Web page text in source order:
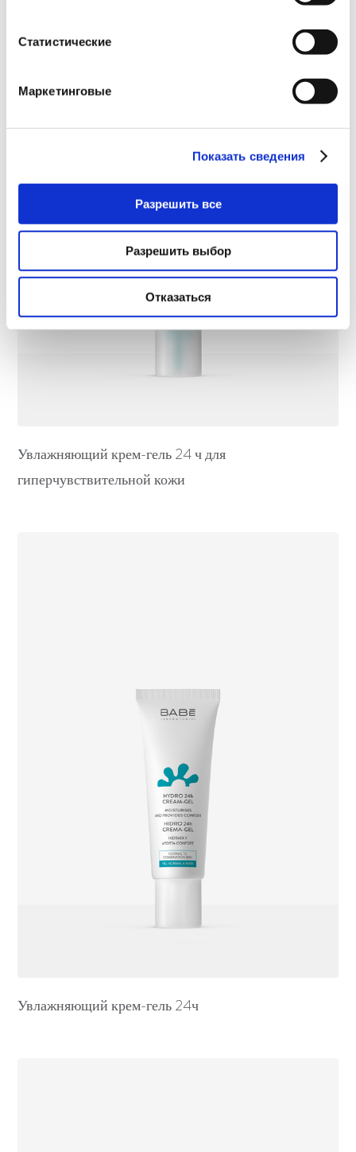
Статистические
Маркетинговые
Показать сведения
Разрешить все
Разрешить выбор
Отказаться
Увлажняющий крем-гель 24 ч для
гиперчувствительной кожи
Увлажняющий крем-гель 24ч